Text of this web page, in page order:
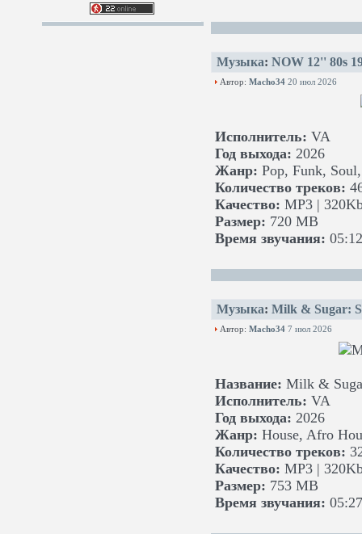
Музыка: NOW 12'' 80s
Автор: Macho34 20 июл 2026
Исполнитель: VA
Год выхода: 2026
Жанр: Pop, Funk,
Количество треков:
Качество: MP3 |
Размер: 720 MB
Время звучания:
Музыка: Milk & Sugar:
Автор: Macho34 7 июл 2026
Название: Milk &
Исполнитель: VA
Год выхода: 2026
Жанр: House, Afro
Количество треков:
Качество: MP3 |
Размер: 753 MB
Время звучания: